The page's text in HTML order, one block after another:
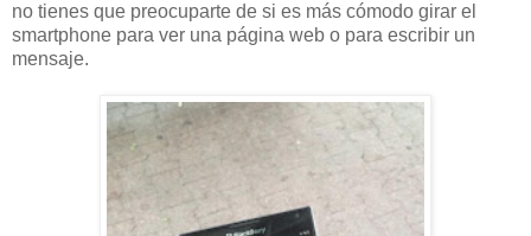
no tienes que preocuparte de si es más cómodo girar el
smartphone para ver una página web o para escribir un
mensaje.